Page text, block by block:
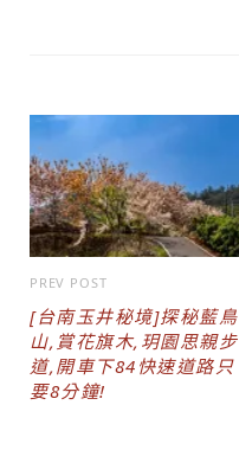
PREV POST
[台南玉井秘境]探秘藍鳥
山,賞花旗木,玥園思親步
道,開車下84快速道路只
要8分鐘!